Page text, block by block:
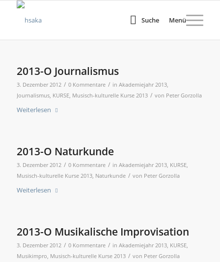
Suche Menü
2013-O Journalismus
3. Dezember 2012 / 0 Kommentare / in Akademiejahr 2013,
Journalismus, KURSE, Musisch-kulturelle Kurse 2013 / von Peter Gorzolla
Weiterlesen
2013-O Naturkunde
3. Dezember 2012 / 0 Kommentare / in Akademiejahr 2013, KURSE,
Musisch-kulturelle Kurse 2013, Naturkunde / von Peter Gorzolla
Weiterlesen
2013-O Musikalische Improvisation
3. Dezember 2012 / 0 Kommentare / in Akademiejahr 2013, KURSE,
Musikimpro, Musisch-kulturelle Kurse 2013 / von Peter Gorzolla